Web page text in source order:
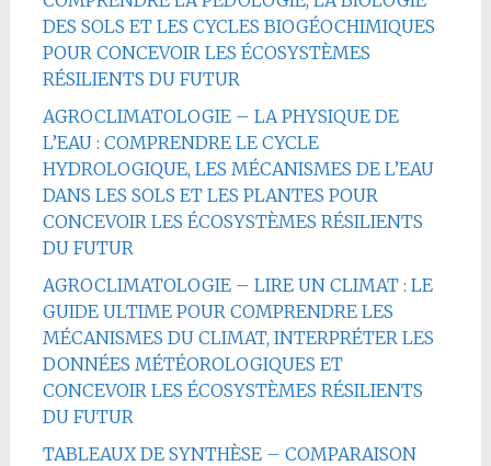
DES SOLS ET LES CYCLES BIOGÉOCHIMIQUES
POUR CONCEVOIR LES ÉCOSYSTÈMES
RÉSILIENTS DU FUTUR
AGROCLIMATOLOGIE – LA PHYSIQUE DE
L’EAU : COMPRENDRE LE CYCLE
HYDROLOGIQUE, LES MÉCANISMES DE L’EAU
DANS LES SOLS ET LES PLANTES POUR
CONCEVOIR LES ÉCOSYSTÈMES RÉSILIENTS
DU FUTUR
AGROCLIMATOLOGIE – LIRE UN CLIMAT : LE
GUIDE ULTIME POUR COMPRENDRE LES
MÉCANISMES DU CLIMAT, INTERPRÉTER LES
DONNÉES MÉTÉOROLOGIQUES ET
CONCEVOIR LES ÉCOSYSTÈMES RÉSILIENTS
DU FUTUR
TABLEAUX DE SYNTHÈSE – COMPARAISON